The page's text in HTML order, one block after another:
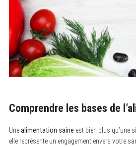
Comprendre les bases de
Unealimentation saine est bien plus qu’une
elle représente un engagement envers votre